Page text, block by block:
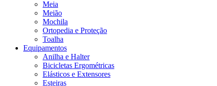
Meia
Meião
Mochila
Ortopedia e Proteção
Toalha
Equipamentos
Anilha e Halter
Bicicletas Ergométricas
Elásticos e Extensores
Esteiras